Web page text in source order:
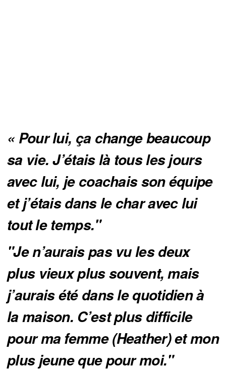
« Pour lui, ça change beaucoup
sa vie. J’étais là tous les jours
avec lui, je coachais son équipe
et j’étais dans le char avec lui
tout le temps."
"Je n’aurais pas vu les deux
plus vieux plus souvent, mais
j’aurais été dans le quotidien à
la maison. C’est plus difficile
pour ma femme (Heather) et mon
plus jeune que pour moi."